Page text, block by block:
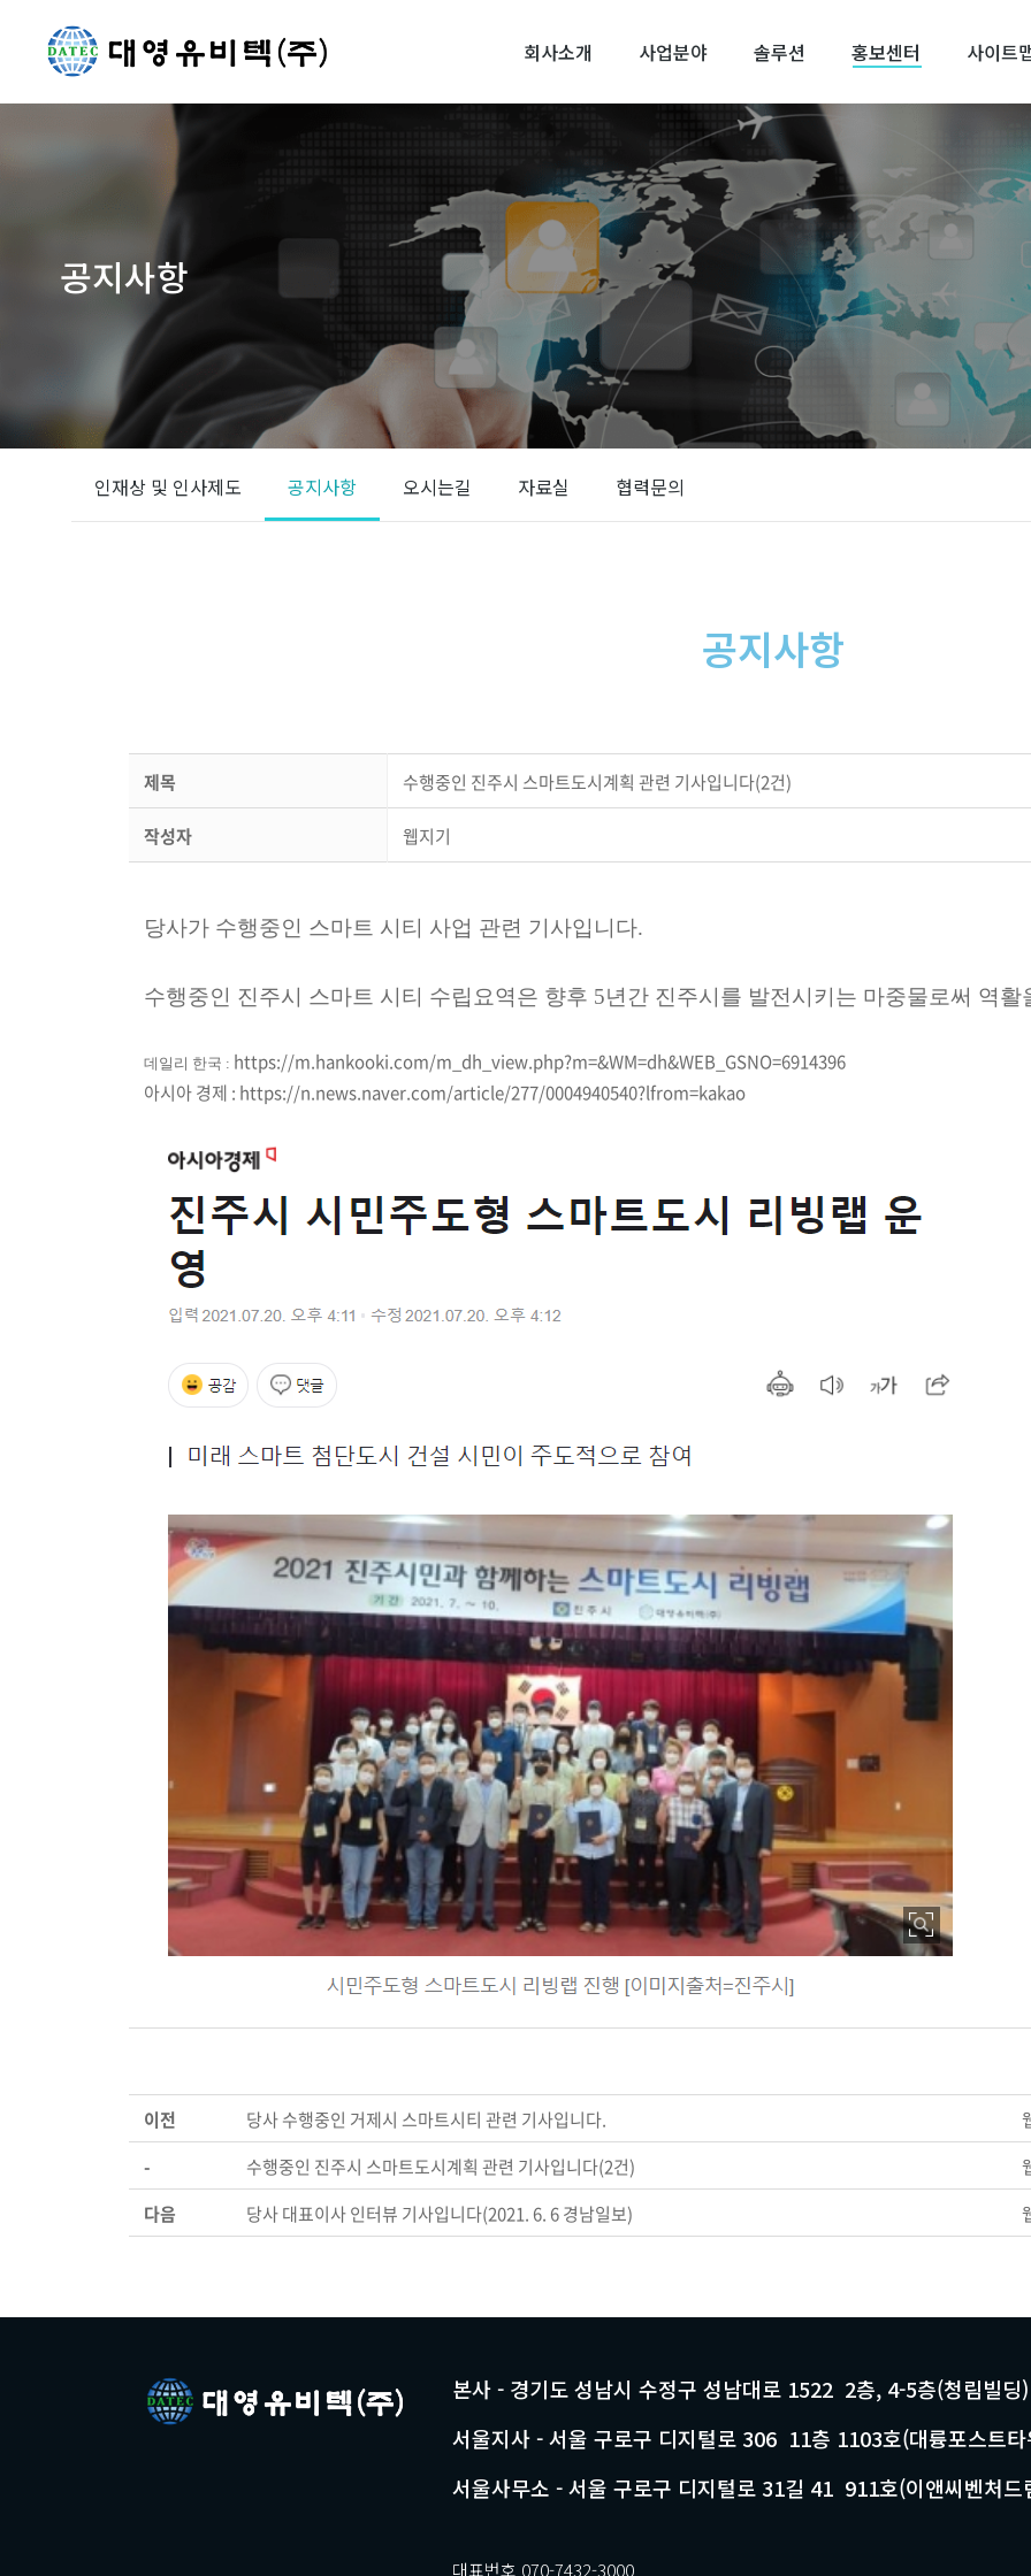
회사소개 사업분야 솔루션 홍보센터 사이트
공지사항
You are here:
인재상 및 인사제도 공지사항 오시는길 자료실 협력문의
공지사항
제목 수행중인 진주시 스마트도시계획 관련 기사입니다(2건)
작성자 웹지기
당사가 수행중인 스마트 시티 사업 관련 기사입니다.
수행중인 진주시 스마트 시티 수립요역은 향후 5년간 진주시를 발전시키는 마중물로써 역활
데일리 한국 : https://m.hankooki.com/m_dh_view.php?m=&WM=dh&WEB_GSNO=6914396
아시아 경제 : https://n.news.naver.com/article/277/0004940540?lfrom=kakao
이전 당사 수행중인 거제시 스마트시티 관련 기사입니다.
-
수행중인 진주시 스마트도시계획 관련 기사입니다(2건)
다음
당사 대표이사 인터뷰 기사입니다(2021. 6. 6 경남일보)
본사 - 경기도 성남시 수정구 성남대로 1522 2층, 4-5층(청림빌딩)
서울지사 - 서울 구로구 디지털로 306 11층 1103호(대륭포스트
서울사무소 - 서울 구로구 디지털로 31길 41 911호(이앤씨벤처드
대표번호 070-7432-3000